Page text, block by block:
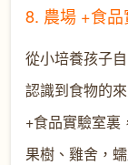
8. 農場 +食品
從小培養孩子
認識到食物的
+食品實驗室裏
果樹、雞舍，